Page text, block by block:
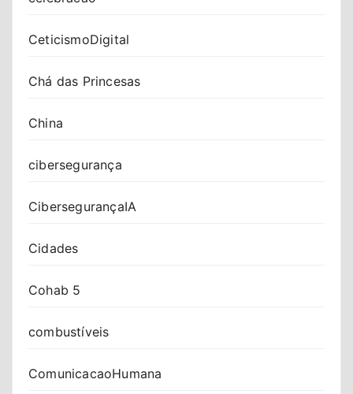
CeticismoDigital
Chá das Princesas
China
cibersegurança
CibersegurançaIA
Cidades
Cohab 5
combustíveis
ComunicacaoHumana